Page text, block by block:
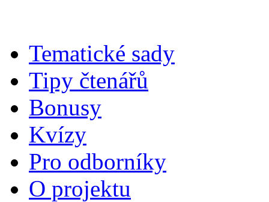
Tematické sady
Tipy čtenářů
Bonusy
Kvízy
Pro odborníky
O projektu